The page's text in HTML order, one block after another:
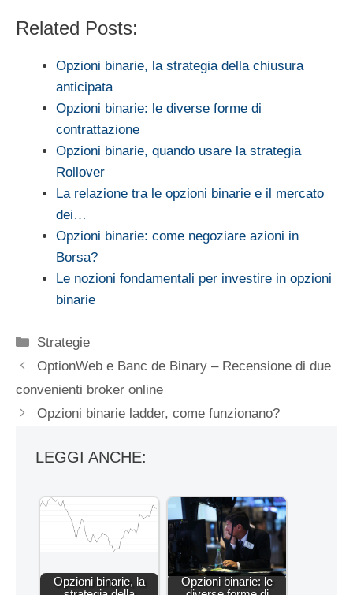
Related Posts:
Opzioni binarie, la strategia della chiusura
anticipata
Opzioni binarie: le diverse forme di
contrattazione
Opzioni binarie, quando usare la strategia
Rollover
La relazione tra le opzioni binarie e il mercato
dei…
Opzioni binarie: come negoziare azioni in
Borsa?
Le nozioni fondamentali per investire in opzioni
binarie
Categorie
Strategie
OptionWeb e Banc de Binary – Recensione di due
convenienti broker online
Opzioni binarie ladder, come funzionano?
LEGGI ANCHE:
Opzioni binarie, la
Opzioni binarie: le